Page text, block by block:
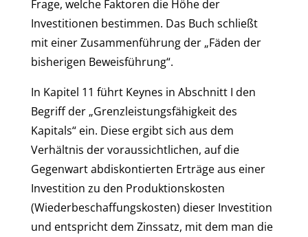
Frage, welche Faktoren die Höhe der
Investitionen bestimmen. Das Buch schließt
mit einer Zusammenführung der „Fäden der
bisherigen Beweisführung“.
In Kapitel 11 führt Keynes in Abschnitt I den
Begriff der „Grenzleistungsfähigkeit des
Kapitals“ ein. Diese ergibt sich aus dem
Verhältnis der voraussichtlichen, auf die
Gegenwart abdiskontierten Erträge aus einer
Investition zu den Produktionskosten
(Wiederbeschaffungskosten) dieser Investition
und entspricht dem Zinssatz, mit dem man die